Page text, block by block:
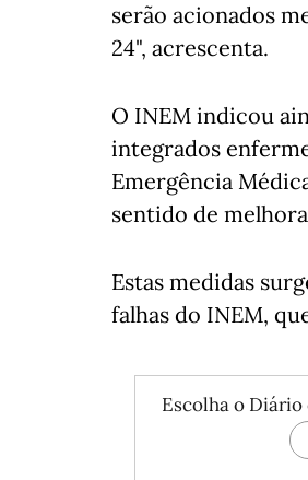
serão acionados
24", acrescenta.
O INEM indicou
integrados
Emergência
sentido de
Estas medidas
falhas do INEM,
Escolha o